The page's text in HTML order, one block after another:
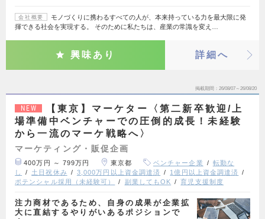
会社概要
モノづくりに携わるすべての人が、本来持っている力を最大限に発
揮できる社会を実現する。 そのために私たちは、産業の常識を変え…
興味あり 詳細へ
掲載期間 26/08/07～26/08/20
NEW
【東京】マーケター〈第二新卒歓迎/上
場準備中ベンチャーでの圧倒的成長！未経験
から一流のマーケ戦略へ〉
マーケティング・販促企画
400万円 ～ 799万円 東京都 ベンチャー企業
転勤な
し
土日祝休み 3,000万円以上資金調達済
1億円以上資金調達済
ポテンシャル採用（未経験可）
副業してもOK 育児支援制度
注力商材であるため、自身の成果が企業拡
大に直結するやりがいあるポジションで